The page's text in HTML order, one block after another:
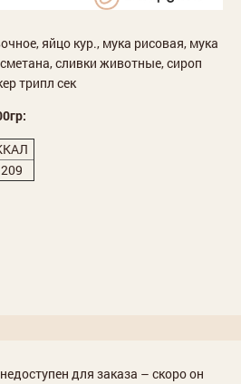
яйцо кур., мука рисовая, мука
сливки животные, сироп
трипл сек
209
для заказа – скоро он